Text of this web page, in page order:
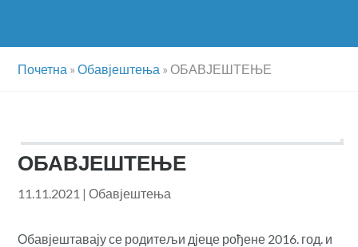
Почетна »Обавјештења »ОБАВЈЕШТЕЊЕ
ОБАВЈЕШТЕЊЕ
11.11.2021 |Обавјештења
Обавјештавају се родитељи дјеце рођене 2016. год. и